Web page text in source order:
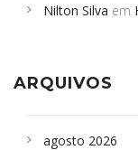
Nilton Silva em
ARQUIVOS
agosto 2026